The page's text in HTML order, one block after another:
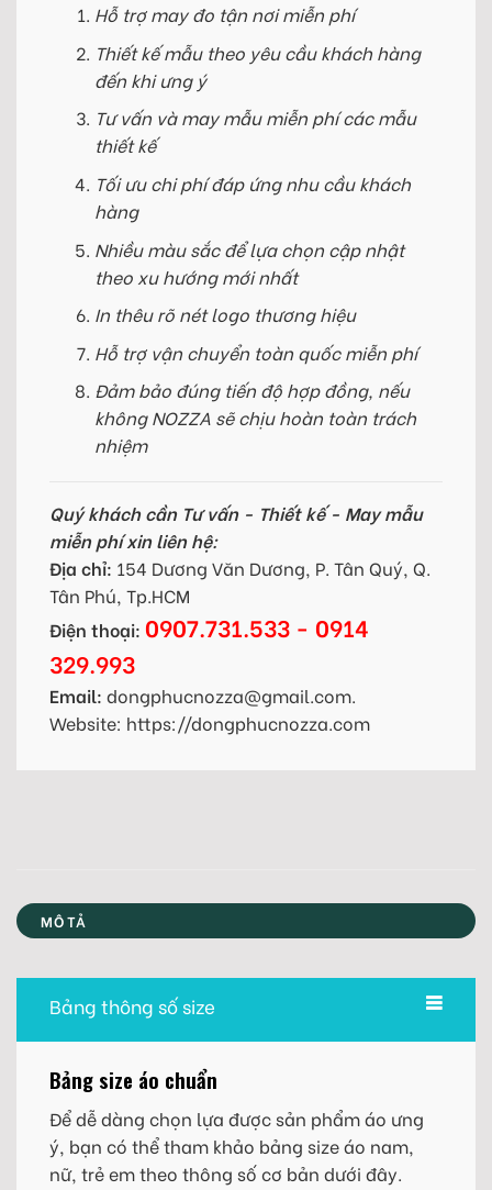
Hỗ trợ may đo tận nơi miễn phí
Thiết kế mẫu theo yêu cầu khách hàng
đến khi ưng ý
Tư vấn và may mẫu miễn phí các mẫu
thiết kế
Tối ưu chi phí đáp ứng nhu cầu khách
hàng
Nhiều màu sắc để lựa chọn cập nhật
theo xu hướng mới nhất
In thêu rõ nét logo thương hiệu
Hỗ trợ vận chuyển toàn quốc miễn phí
Đảm bảo đúng tiến độ hợp đồng, nếu
không NOZZA sẽ chịu hoàn toàn trách
nhiệm
Quý khách cần Tư vấn - Thiết kế - May mẫu
miễn phí xin liên hệ:
Địa chỉ: 154 Dương Văn Dương, P. Tân Quý, Q.
Tân Phú, Tp.HCM
Điện thoại: 0907.731.533 - 0914
329.993
Email: dongphucnozza@gmail.com.
Website: https://dongphucnozza.com
MÔ TẢ
Bảng thông số size
Bảng size áo chuẩn
Để dễ dàng chọn lựa được sản phẩm áo ưng
ý, bạn có thể tham khảo bảng size áo nam,
nữ, trẻ em theo thông số cơ bản dưới đây.